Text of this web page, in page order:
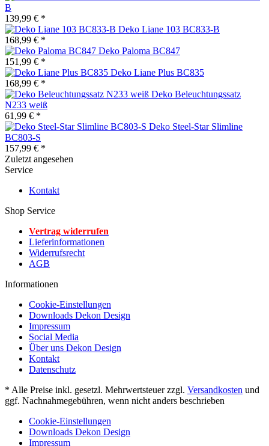
B
139,99 € *
Deko Liane 103 BC833-B
168,99 € *
Deko Paloma BC847
151,99 € *
Deko Liane Plus BC835
168,99 € *
Deko Beleuchtungssatz
N233 weiß
61,99 € *
Deko Steel-Star Slimline
BC803-S
157,99 € *
Zuletzt angesehen
Service
Kontakt
Shop Service
Vertrag widerrufen
Lieferinformationen
Widerrufsrecht
AGB
Informationen
Cookie-Einstellungen
Downloads Dekon Design
Impressum
Social Media
Über uns Dekon Design
Kontakt
Datenschutz
* Alle Preise inkl. gesetzl. Mehrwertsteuer zzgl. Versandkosten und
ggf. Nachnahmegebühren, wenn nicht anders beschrieben
Cookie-Einstellungen
Downloads Dekon Design
Impressum